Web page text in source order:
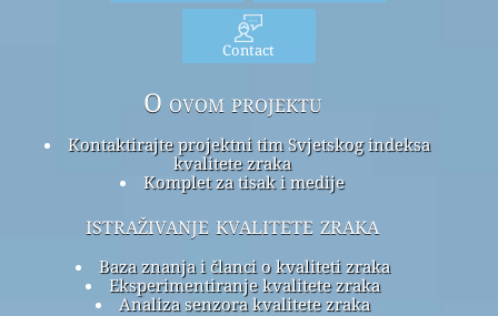
Contact
O ovom projektu
Kontaktirajte projektni tim Svjetskog indeksa
kvalitete zraka
Komplet za tisak i medije
istraživanje kvalitete zraka
Baza znanja i članci o kvaliteti zraka
Eksperimentiranje kvalitete zraka
Analiza senzora kvalitete zraka